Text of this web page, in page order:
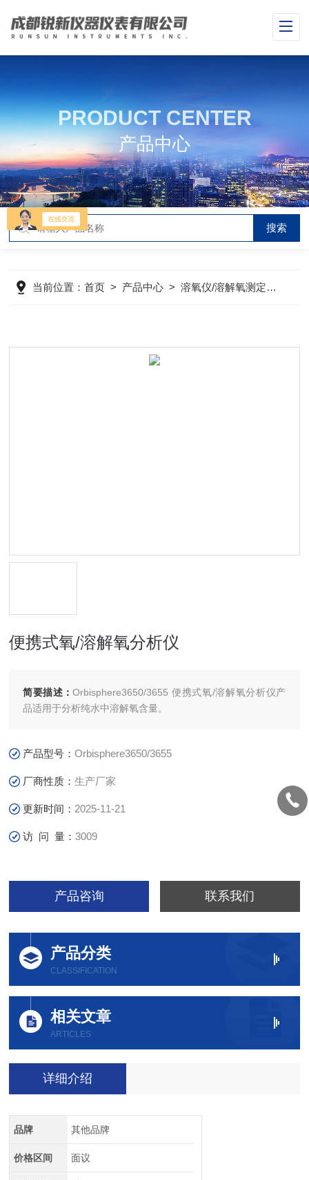
PRODUCT CENTER
产品中心
当前位置：首页 > 产品中心 >溶氧仪/溶解氧测定仪
便携式氧/溶解氧分析仪
简要描述：Orbisphere3650/3655 便携式氧/溶解氧分析仪产
品适用于分析纯水中溶解氧含量。
产品型号：Orbisphere3650/3655
厂商性质：生产厂家
更新时间： 2025-11-21
访 问 量：3009
产品咨询 联系我们
产品分类
CLASSIFICATION
相关文章
ARTICLES
详细介绍
品牌 其他品牌
价格区间 面议